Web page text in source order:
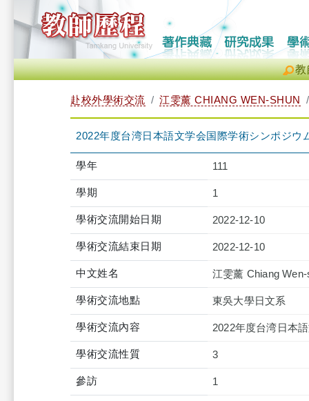
教
赴校外學術交流 江雯薰 CHIANG WEN-SHUN
2022年度台湾日本語文学会国際学術シンポジウ
學年 111
學期 1
學術交流開始日期 2022-12-10
學術交流結束日期 2022-12-10
中文姓名 江雯薰 Chiang
學術交流地點 東吳大學日文系
學術交流內容 2022年度台湾日本
學術交流性質 3
參訪 1